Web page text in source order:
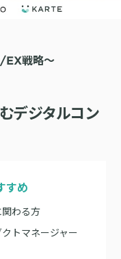
、事業成長を実現
シーンに合わせた1to1コ
にサイトの改善を実現
一覧を見る
ス集
EX戦略〜
デジタルコン
すめ
わる方
トマネージャー